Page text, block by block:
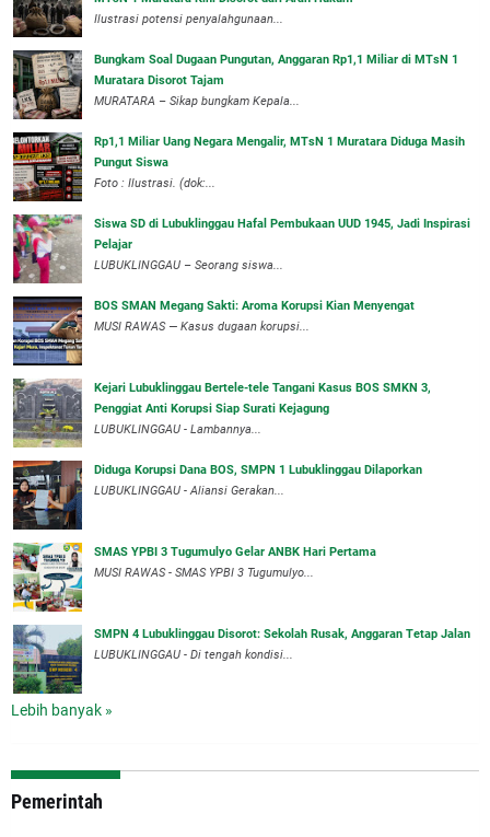
Ilustrasi potensi penyalahgunaan...
Bungkam Soal Dugaan Pungutan, Anggaran Rp1,1 Miliar di MTsN 1
Muratara Disorot Tajam
‎MURATARA – Sikap bungkam Kepala...
‎Rp1,1 Miliar Uang Negara Mengalir, MTsN 1 Muratara Diduga Masih
Pungut Siswa
Foto : Ilustrasi. (dok:...
Siswa SD di Lubuklinggau Hafal Pembukaan UUD 1945, Jadi Inspirasi
Pelajar
LUBUKLINGGAU – Seorang siswa...
BOS SMAN Megang Sakti: Aroma Korupsi Kian Menyengat
MUSI RAWAS — Kasus dugaan korupsi...
Kejari Lubuklinggau Bertele-tele Tangani Kasus BOS SMKN 3,
Penggiat Anti Korupsi Siap Surati Kejagung
LUBUKLINGGAU - Lambannya...
Diduga Korupsi Dana BOS, SMPN 1 Lubuklinggau Dilaporkan
LUBUKLINGGAU - Aliansi Gerakan...
SMAS YPBI 3 Tugumulyo Gelar ANBK Hari Pertama
MUSI RAWAS - SMAS YPBI 3 Tugumulyo...
SMPN 4 Lubuklinggau Disorot: Sekolah Rusak, Anggaran Tetap Jalan
LUBUKLINGGAU - Di tengah kondisi...
Lebih banyak »
Pemerintah